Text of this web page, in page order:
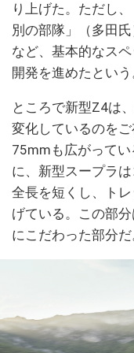
り上げた。ただし
別の部隊」（多田
など、基本的なス
開発を進めたという
ところで新型Z4は
変化しているのを
75mmも広がって
に、新型スープラ
全長を短くし、ト
げている。この部
にこだわった部分だ